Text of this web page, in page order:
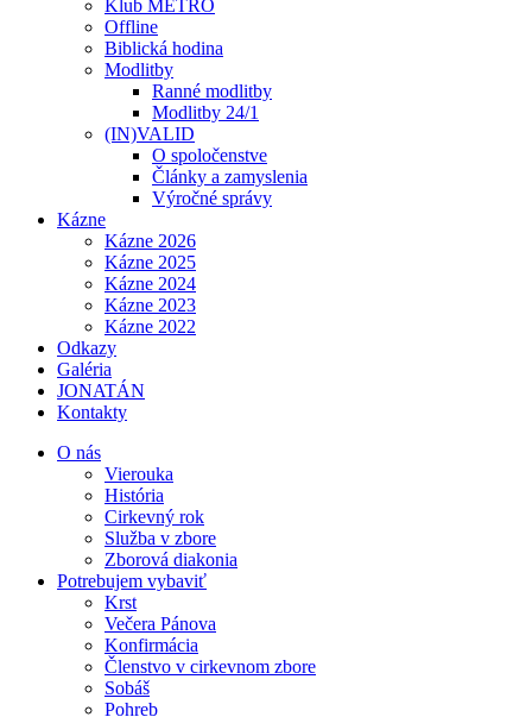
Klub METRO
Offline
Biblická hodina
Modlitby
Ranné modlitby
Modlitby 24/1
(IN)VALID
O spoločenstve
Články a zamyslenia
Výročné správy
Kázne
Kázne 2026
Kázne 2025
Kázne 2024
Kázne 2023
Kázne 2022
Odkazy
Galéria
JONATÁN
Kontakty
O nás
Vierouka
História
Cirkevný rok
Služba v zbore
Zborová diakonia
Potrebujem vybaviť
Krst
Večera Pánova
Konfirmácia
Členstvo v cirkevnom zbore
Sobáš
Pohreb